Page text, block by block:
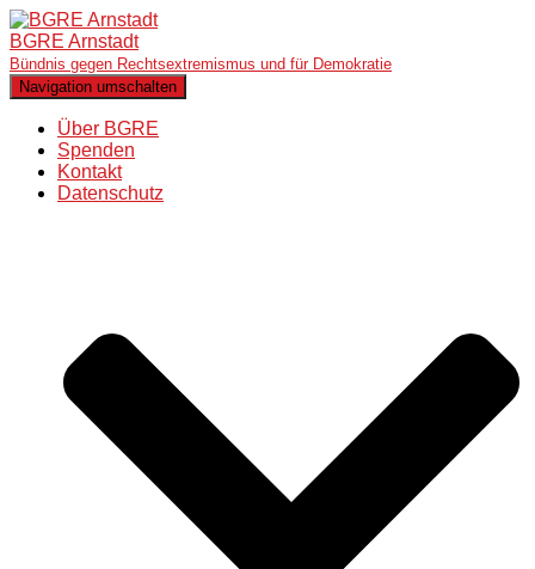
BGRE Arnstadt
Bündnis gegen Rechtsextremismus und für Demokratie
Navigation umschalten
Über BGRE
Spenden
Kontakt
Datenschutz